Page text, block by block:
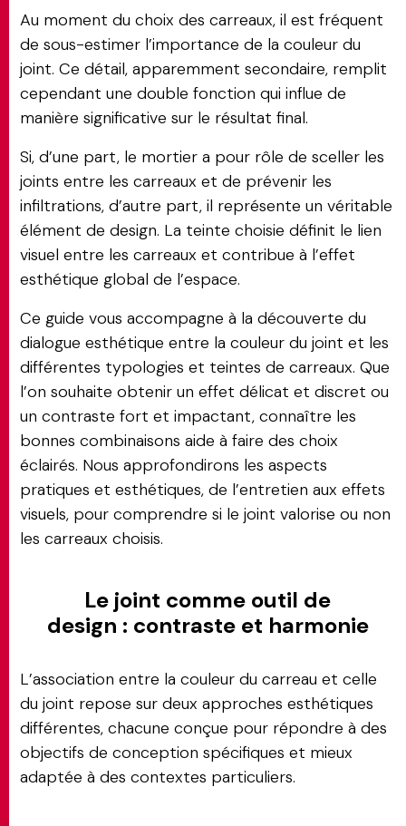
Au moment du choix des carreaux, il est fréquent
de sous-estimer l’importance de la couleur du
joint. Ce détail, apparemment secondaire, remplit
cependant une double fonction qui influe de
manière significative sur le résultat final.
Si, d’une part, le mortier a pour rôle de sceller les
joints entre les carreaux et de prévenir les
infiltrations, d’autre part, il représente un véritable
élément de design. La teinte choisie définit le lien
visuel entre les carreaux et contribue à l’effet
esthétique global de l’espace.
Ce guide vous accompagne à la découverte du
dialogue esthétique entre la couleur du joint et les
différentes typologies et teintes de carreaux. Que
l’on souhaite obtenir un effet délicat et discret ou
un contraste fort et impactant, connaître les
bonnes combinaisons aide à faire des choix
éclairés. Nous approfondirons les aspects
pratiques et esthétiques, de l’entretien aux effets
visuels, pour comprendre si le joint valorise ou non
les carreaux choisis.
Le joint comme outil de
design : contraste et harmonie
L’association entre la couleur du carreau et celle
du joint repose sur deux approches esthétiques
différentes, chacune conçue pour répondre à des
objectifs de conception spécifiques et mieux
adaptée à des contextes particuliers.